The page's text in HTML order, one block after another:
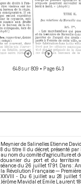
648 sur 809 • Page 643
Meynier de Salinelles Etienne
8 du titre II du décret, présenté
au nom du comité d'agriculture et
douanier du port et du territoire
séance du 26 juillet 1791. Dans :
la Révolution Française — Première
XXVIII - Du 6 juillet au 28 juillet
Jérôme Mavidal et Emile Laurent.